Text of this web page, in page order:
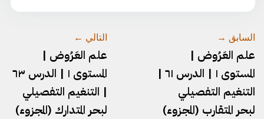
السابق →
علم العَرُوض |
المستوى ١ | الدرس ٦١ |
التنغيم التفصيلي
لبحر المتقارب (المجزوء)
التالي ←
علم العَرُوض |
المستوى ١ | الدرس ٦٣
| التنغيم التفصيلي
لبحر المتدارك (المجزوء)